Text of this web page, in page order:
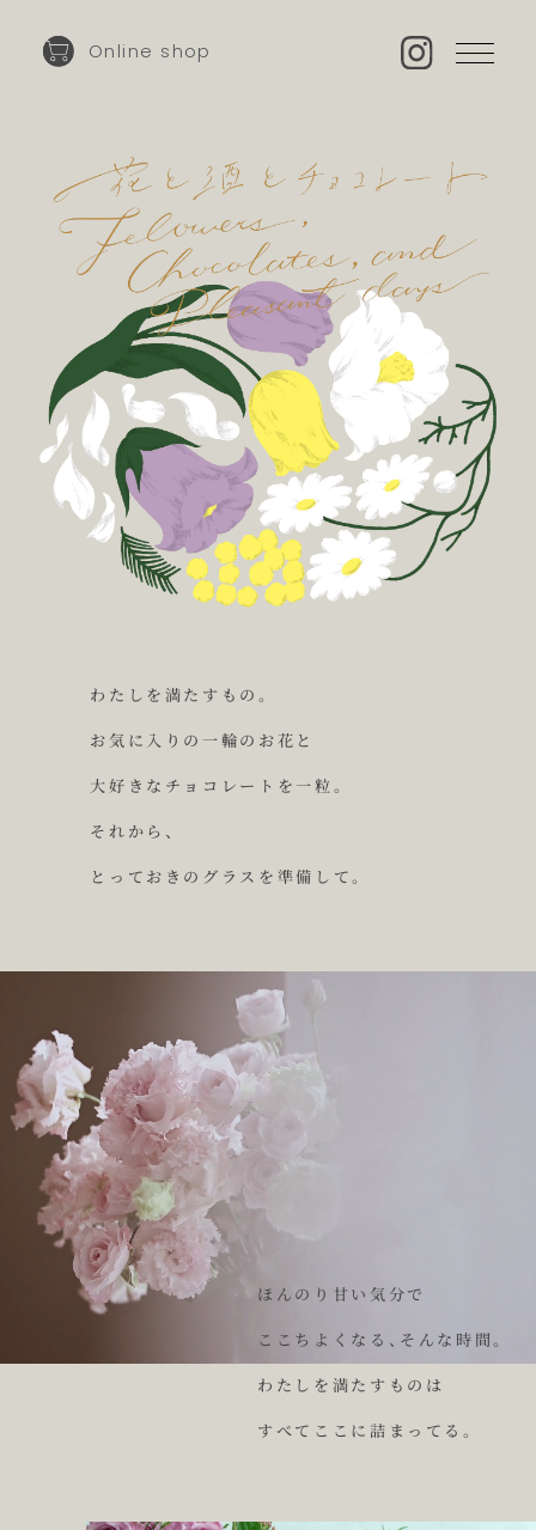
Online shop
LINEUP
INFORMATION
Online shop
わ た し を 満た す も の。
お 気 に 入 り の 一輪の お花 と
大好 き な チ ョ コ レ ー ト を 一粒 。
そ れ か ら 、
と っ て お き の グ ラ ス を 準備 し て。
ほ ん の り 甘 い 気 分で
こ こ ち よ く な る 、 そ ん な 時 間。
わ た し を 満た す も の は
すべて こ こ に 詰 ま っ て る。